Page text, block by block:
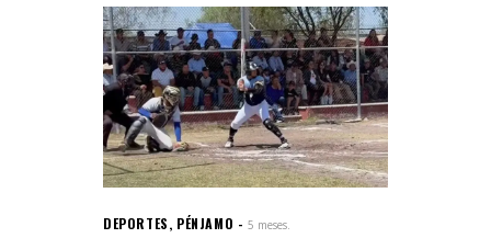
DEPORTES, PÉNJAMO 5 meses.